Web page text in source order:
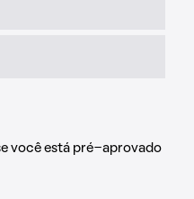
você está pré-aprovado